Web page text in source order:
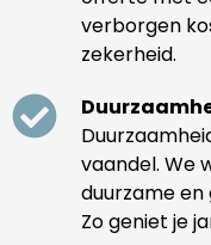
verborgen
zekerheid.
vaandel. We
duurzame
Zo geniet je